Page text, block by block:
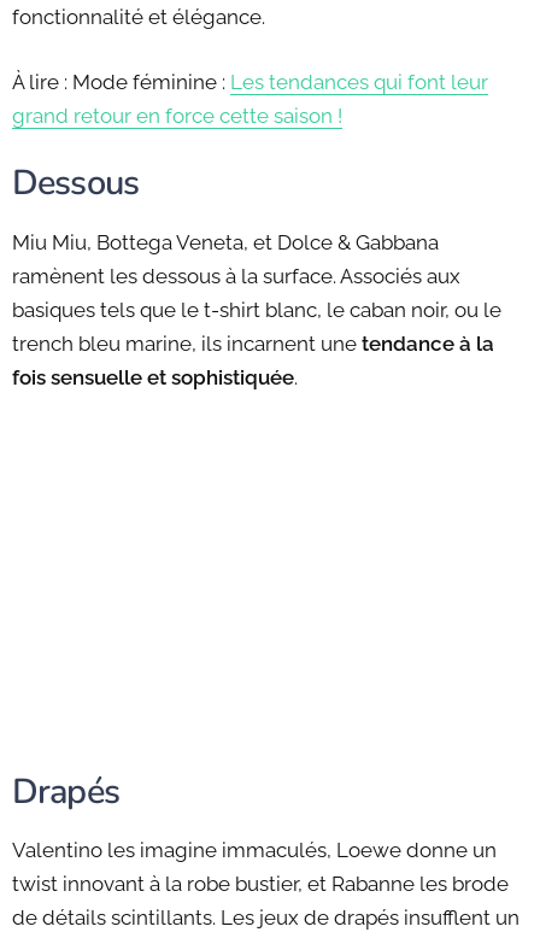
fonctionnalité et élégance.
À lire : Mode féminine : Les tendances qui font leur
grand retour en force cette saison !
Dessous
Miu Miu, Bottega Veneta, et Dolce & Gabbana
ramènent les dessous à la surface. Associés aux
basiques tels que le t-shirt blanc, le caban noir, ou le
trench bleu marine, ils incarnent une tendance à la
fois sensuelle et sophistiquée.
Drapés
Valentino les imagine immaculés, Loewe donne un
twist innovant à la robe bustier, et Rabanne les brode
de détails scintillants. Les jeux de drapés insufflent un